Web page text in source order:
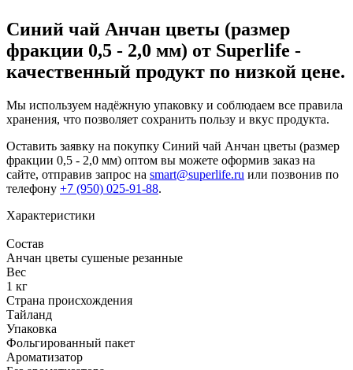
Синий чай Анчан цветы (размер
фракции 0,5 - 2,0 мм) от Superlife -
качественный продукт по низкой цене.
Мы используем надёжную упаковку и соблюдаем все правила
хранения, что позволяет сохранить пользу и вкус продукта.
Оставить заявку на покупку Синий чай Анчан цветы (размер
фракции 0,5 - 2,0 мм) оптом вы можете оформив заказ на
сайте, отправив запрос на smart@superlife.ru или позвонив по
телефону +7 (950) 025-91-88.
Характеристики
Состав
Анчан цветы сушеные резанные
Вес
1 кг
Страна происхождения
Тайланд
Упаковка
Фольгированный пакет
Ароматизатор